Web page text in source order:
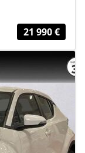
21 990 €